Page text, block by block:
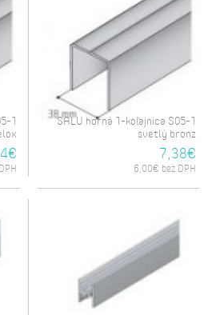
1
SALU horná 1-koľajnica S05-1
svetlý bronz
7,38€
6,00€ bez DPH